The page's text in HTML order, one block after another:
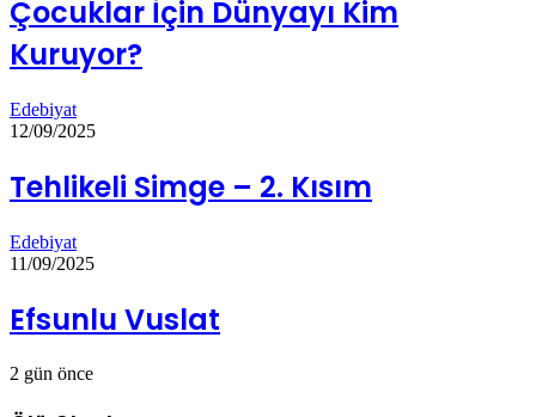
Çocuklar İçin Dünyayı Kim
Kuruyor?
Edebiyat
12/09/2025
Tehlikeli Simge – 2. Kısım
Edebiyat
11/09/2025
Efsunlu Vuslat
2 gün önce